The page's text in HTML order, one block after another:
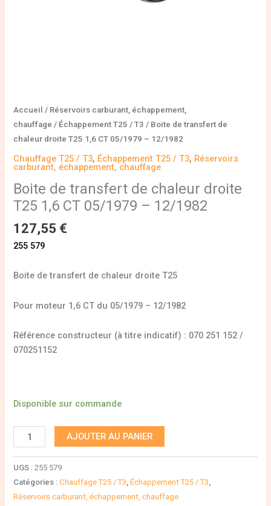
Accueil / Réservoirs carburant, échappement,
chauffage / Échappement T25 / T3 / Boite de transfert de
chaleur droite T25 1,6 CT 05/1979 – 12/1982
Chauffage T25 / T3, Échappement T25 / T3, Réservoirs
carburant, échappement, chauffage
Boite de transfert de chaleur droite
T25 1,6 CT 05/1979 – 12/1982
127,55 €
255 579
Boite de transfert de chaleur droite T25
Pour moteur 1,6 CT du 05/1979 – 12/1982
Référence constructeur (à titre indicatif) : 070 251 152 /
070251152
Disponible sur commande
AJOUTER AU PANIER
UGS :255 579
Catégories :Chauffage T25 / T3,Échappement T25 / T3,
Réservoirs carburant, échappement, chauffage